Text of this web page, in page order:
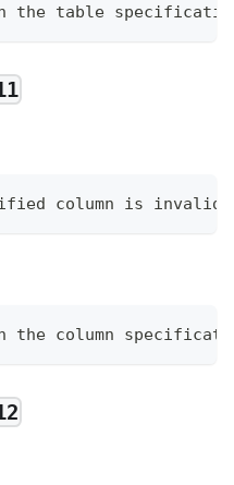
the table
column is invalid.
the column